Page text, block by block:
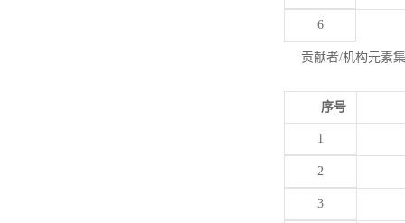
6
贡献者/机构元素
序号
1
2
3